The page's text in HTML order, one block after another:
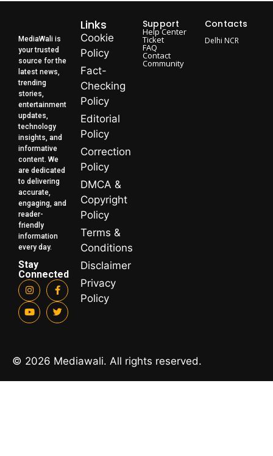
MediaWali is
your trusted
source for the
latest news,
trending
stories,
entertainment
updates,
technology
insights, and
informative
content. We
are dedicated
to delivering
accurate,
engaging, and
reader-
friendly
information
every day.
Stay
Connected
Links
Cookie
Policy
Fact-
Checking
Policy
Editorial
Policy
Correction
Policy
DMCA &
Copyright
Policy
Terms &
Conditions
Disclaimer
Privacy
Policy
Support
Help Center
Ticket
FAQ
Contact
Community
Contacts
Delhi NCR
© 2026 Mediawali. All rights reserved.